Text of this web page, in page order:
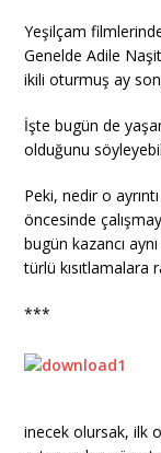
Yeşilçam
Genelde Adile
ikili oturmuş ay
İşte bugün de
olduğunu
Peki, nedir o
öncesinde
bugün kazancı
türlü
***
inecek olursak, ilk